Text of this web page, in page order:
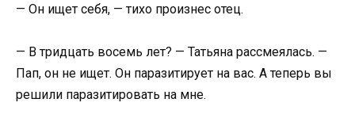
— Он ищет себя, — тихо произнес отец.
— В тридцать восемь лет? — Татьяна рассмеялась. —
Пап, он не ищет. Он паразитирует на вас. А теперь вы
решили паразитировать на мне.